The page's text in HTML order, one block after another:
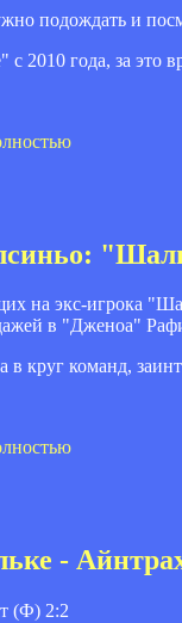
подождать и
2010 года, за это
на экс-игрока
в "Дженоа"
круг команд,
-
(Ф) 2:2